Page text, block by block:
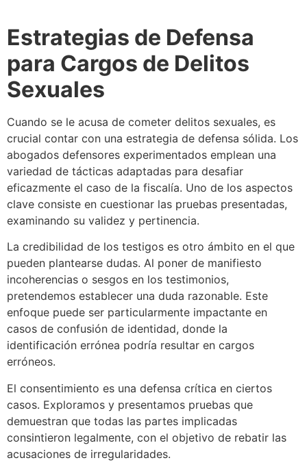
Estrategias de Defensa
para Cargos de Delitos
Sexuales
Cuando se le acusa de cometer delitos sexuales, es
crucial contar con una estrategia de defensa sólida. Los
abogados defensores experimentados emplean una
variedad de tácticas adaptadas para desafiar
eficazmente el caso de la fiscalía. Uno de los aspectos
clave consiste en cuestionar las pruebas presentadas,
examinando su validez y pertinencia.
La credibilidad de los testigos es otro ámbito en el que
pueden plantearse dudas. Al poner de manifiesto
incoherencias o sesgos en los testimonios,
pretendemos establecer una duda razonable. Este
enfoque puede ser particularmente impactante en
casos de confusión de identidad, donde la
identificación errónea podría resultar en cargos
erróneos.
El consentimiento es una defensa crítica en ciertos
casos. Exploramos y presentamos pruebas que
demuestran que todas las partes implicadas
consintieron legalmente, con el objetivo de rebatir las
acusaciones de irregularidades.